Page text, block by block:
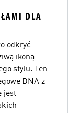
DLA
odkryć
ikoną
stylu. Ten
DNA z
jest